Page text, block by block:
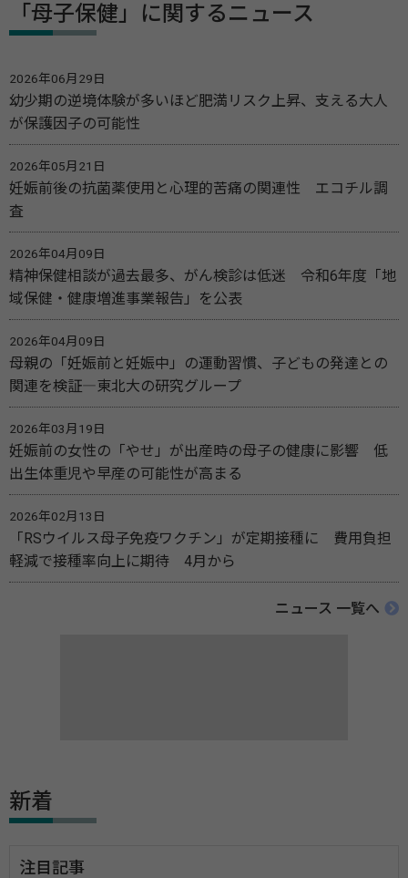
「母子保健」に関するニュース
2026年06月29日
幼少期の逆境体験が多いほど肥満リスク上昇、支える大人
が保護因子の可能性
2026年05月21日
妊娠前後の抗菌薬使用と心理的苦痛の関連性 エコチル調
査
2026年04月09日
精神保健相談が過去最多、がん検診は低迷 令和6年度「地
域保健・健康増進事業報告」を公表
2026年04月09日
母親の「妊娠前と妊娠中」の運動習慣、子どもの発達との
関連を検証―東北大の研究グループ
2026年03月19日
妊娠前の女性の「やせ」が出産時の母子の健康に影響 低
出生体重児や早産の可能性が高まる
2026年02月13日
「RSウイルス母子免疫ワクチン」が定期接種に 費用負担
軽減で接種率向上に期待 4月から
ニュース 一覧へ
新着
注目記事